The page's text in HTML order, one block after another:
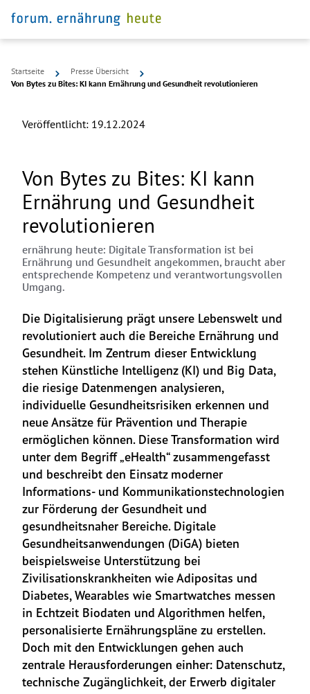
Startseite
Presse Übersicht
Von Bytes zu Bites: KI kann Ernährung und Gesundheit revolutionieren
Veröffentlicht: 19.12.2024
Von Bytes zu Bites: KI kann
Ernährung und Gesundheit
revolutionieren
ernährung heute: Digitale Transformation ist bei
Ernährung und Gesundheit angekommen, braucht aber
entsprechende Kompetenz und verantwortungsvollen
Umgang.
Die Digitalisierung prägt unsere Lebenswelt und
revolutioniert auch die Bereiche Ernährung und
Gesundheit. Im Zentrum dieser Entwicklung
stehen Künstliche Intelligenz (KI) und Big Data,
die riesige Datenmengen analysieren,
individuelle Gesundheitsrisiken erkennen und
neue Ansätze für Prävention und Therapie
ermöglichen können. Diese Transformation wird
unter dem Begriff „eHealth“ zusammengefasst
und beschreibt den Einsatz moderner
Informations- und Kommunikationstechnologien
zur Förderung der Gesundheit und
gesundheitsnaher Bereiche. Digitale
Gesundheitsanwendungen (DiGA) bieten
beispielsweise Unterstützung bei
Zivilisationskrankheiten wie Adipositas und
Diabetes, Wearables wie Smartwatches messen
in Echtzeit Biodaten und Algorithmen helfen,
personalisierte Ernährungspläne zu erstellen.
Doch mit den Entwicklungen gehen auch
zentrale Herausforderungen einher: Datenschutz,
technische Zugänglichkeit, der Erwerb digitaler